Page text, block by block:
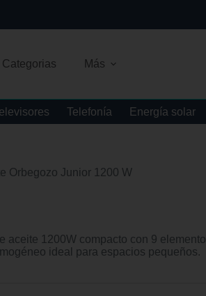
Categorias Más
Telefonía Energía solar
Orbegozo Junior 1200 W
aceite 1200W compacto con 9
ideal para espacios pequeños.